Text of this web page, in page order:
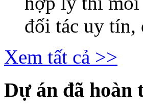
đối tác uy tín,
Xem tất cả >>
Dự án đã hoàn